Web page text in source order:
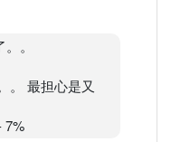
。
。 最担心是又
7%